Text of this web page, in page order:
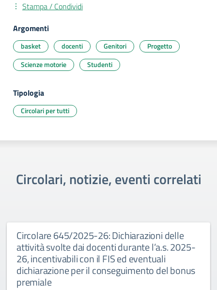
Stampa / Condividi
Argomenti
basket docenti Genitori
Progetto
Scienze motorie
Studenti
Tipologia
Circolari per tutti
Circolari, notizie, eventi correlati
Circolare 645/2025-26: Dichiarazioni delle
attività svolte dai docenti durante l’a.s. 2025-
26, incentivabili con il FIS ed eventuali
dichiarazione per il conseguimento del bonus
premiale